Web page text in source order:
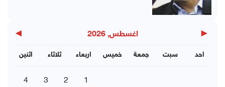
◀ اغسطس, 2026 ▶
اثنين ثلاثاء اربعاء خميس جمعة سبت احد
1
2
3
4